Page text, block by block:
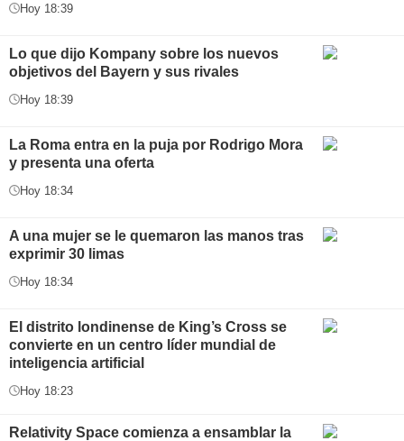
Hoy 18:39
Lo que dijo Kompany sobre los nuevos
objetivos del Bayern y sus rivales
Hoy 18:39
La Roma entra en la puja por Rodrigo Mora
y presenta una oferta
Hoy 18:34
A una mujer se le quemaron las manos tras
exprimir 30 limas
Hoy 18:34
El distrito londinense de King’s Cross se
convierte en un centro líder mundial de
inteligencia artificial
Hoy 18:23
Relativity Space comienza a ensamblar la